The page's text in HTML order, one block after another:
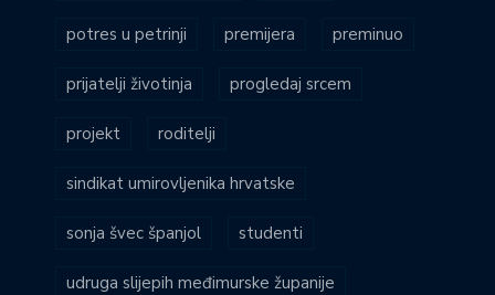
potres u petrinji premijera preminuo
prijatelji životinja progledaj srcem
projekt roditelji
sindikat umirovljenika hrvatske
sonja švec španjol studenti
udruga slijepih međimurske županije